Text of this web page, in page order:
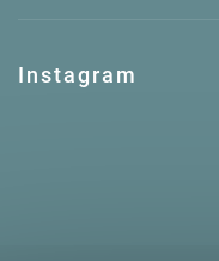
Instagram